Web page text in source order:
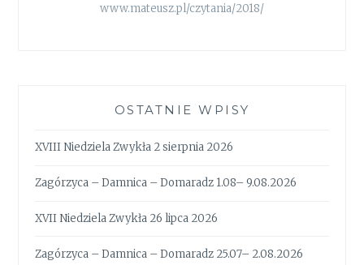
www.mateusz.pl/czytania/2018/
OSTATNIE WPISY
XVIII Niedziela Zwykła 2 sierpnia 2026
Zagórzyca – Damnica – Domaradz 1.08– 9.08.2026
XVII Niedziela Zwykła 26 lipca 2026
Zagórzyca – Damnica – Domaradz 25.07– 2.08.2026